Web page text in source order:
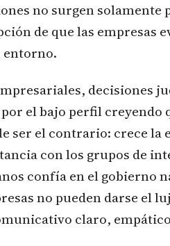
no surgen solamente
de que las empresas
entorno.
decisiones
el bajo perfil creyendo
ser el contrario: crece la
con los grupos de
confía en el gobierno
no pueden darse el
claro,